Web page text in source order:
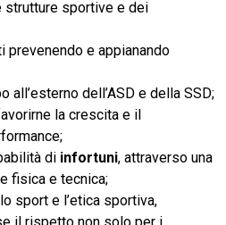
sportive e dei
e appianando
all’esterno dell’ASD e della SSD;
la crescita e il
di infortuni, attraverso una
fisica e tecnica;
sport e l’etica sportiva,